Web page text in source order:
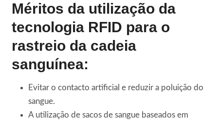
Méritos da utilização da
tecnologia RFID para o
rastreio da cadeia
sanguínea:
Evitar o contacto artificial e reduzir a poluição do
sangue.
A utilização de sacos de sangue baseados em